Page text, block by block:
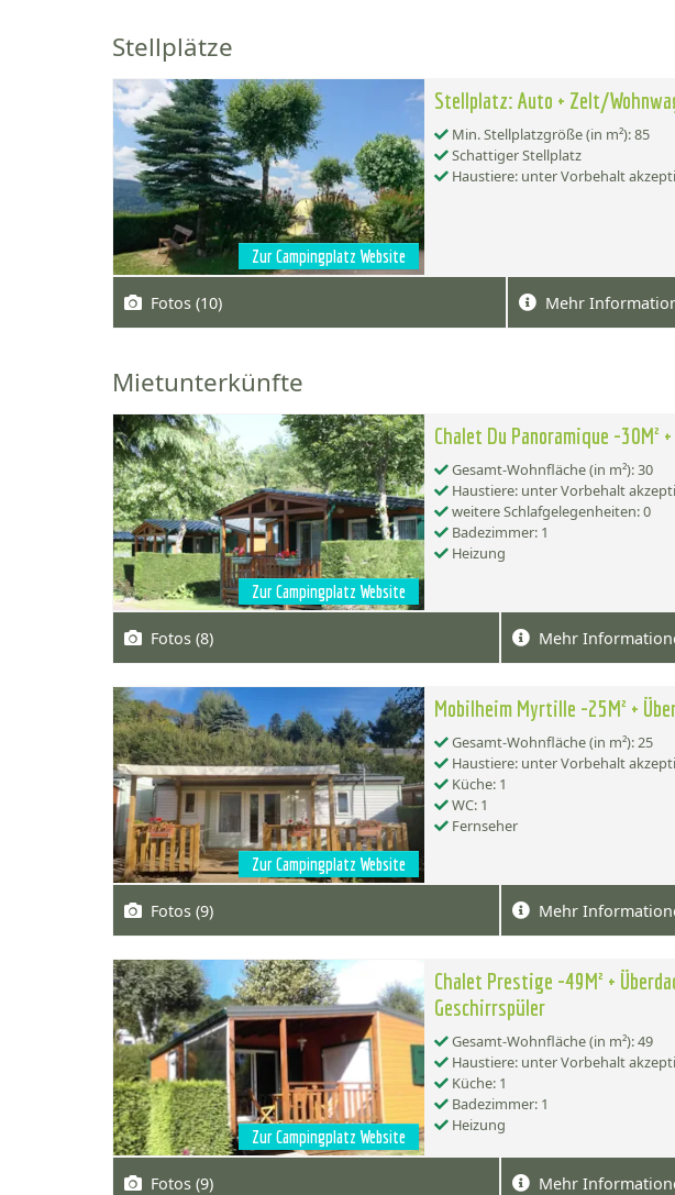
Stellplätze
Zur Campingplatz Website
Stellplatz: Auto + Zelt/
Min. Stellplatzgröße (in m²): 85
Schattiger Stellplatz
Haustiere: unter Vorbehalt
Fotos (10) Mehr
Mietunterkünfte
Zur Campingplatz Website
Chalet Du Panoramique -30M²
Gesamt-Wohnfläche (in m²): 30
Haustiere: unter Vorbehalt
weitere Schlafgelegenheiten: 0
Badezimmer: 1
Heizung
Fotos (8) Mehr
Zur Campingplatz Website
Mobilheim Myrtille -25M² +
Gesamt-Wohnfläche (in m²): 25
Haustiere: unter Vorbehalt
Küche: 1
WC: 1
Fernseher
Fotos (9) Mehr
Zur Campingplatz Website
Chalet Prestige -49M² +
Geschirrspüler
Gesamt-Wohnfläche (in m²): 49
Haustiere: unter Vorbehalt
Küche: 1
Badezimmer: 1
Heizung
Fotos (9) Mehr